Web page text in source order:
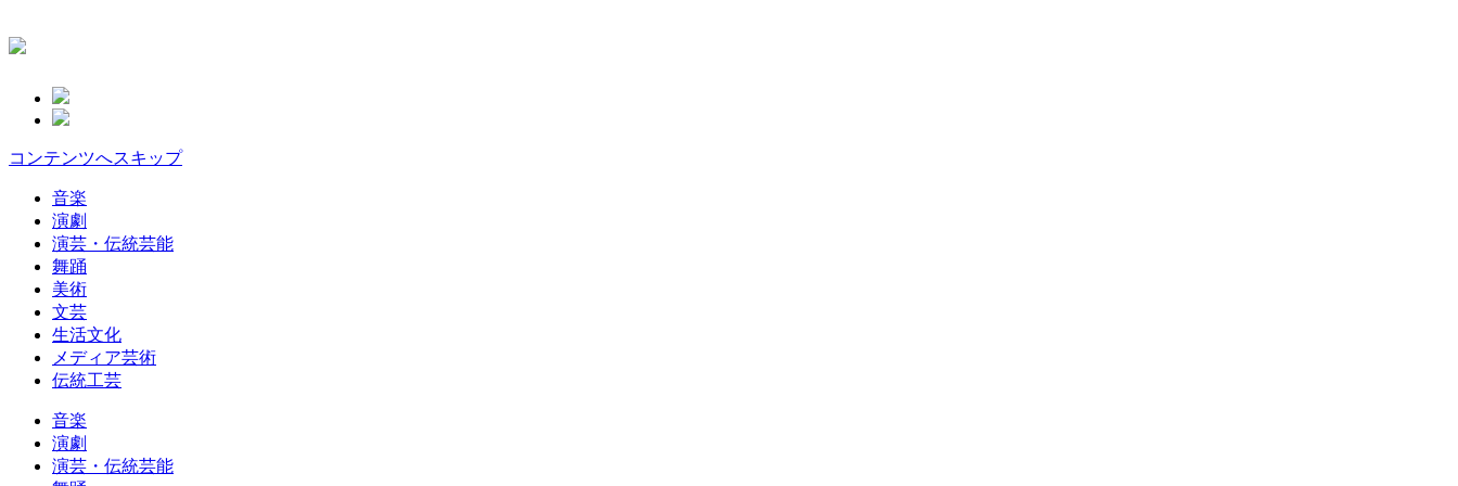
コンテンツへスキップ
音楽
演劇
演芸・伝統芸能
舞踊
美術
文芸
生活文化
メディア芸術
伝統工芸
音楽
演劇
演芸・伝統芸能